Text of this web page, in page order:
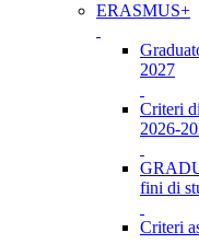
ERASMUS+
2027
Criteri
2026-
fini di
Criteri